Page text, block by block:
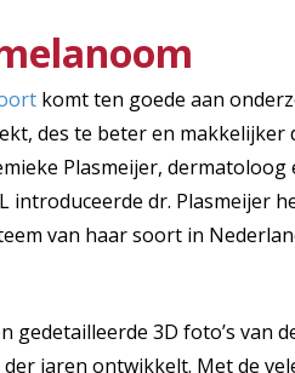
komt ten goede aan
des te beter en
Plasmeijer,
introduceerde dr. Plasmeijer
van haar soort in
gedetailleerde 3D foto’s van
jaren ontwikkelt. Met de